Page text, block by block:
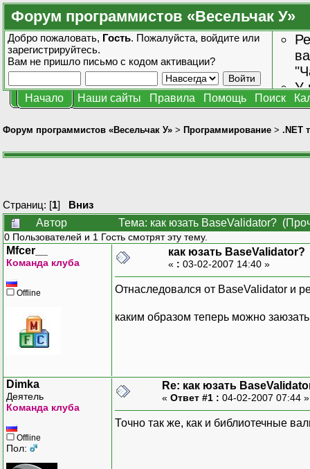
Форум программистов «Весельчак У»
Добро пожаловать, Гость. Пожалуйста, войдите или
зарегистрируйтесь.
Вам не пришло письмо с кодом активации?
У
Начало Наши сайты Правила Помощь Поиск
Форум программистов «Весельчак У» > Программирование > .NET
Страниц: [1] Вниз
Автор
Тема: как юзать BaseValidator?
0 Пользователей и 1 Гость смотрят эту тему.
Mfcer__
Команда клуба
Offline
как юзать BaseValidator?
« : 03-02-2007 14:40 »
Отнаследовался от BaseValidator и
каким образом теперь можно
Dimka
Деятель
Команда клуба
Offline
Пол:
Re: как юзать
« Ответ #1 : 04-02-2007 07:44
Точно так же, как и библиотечные